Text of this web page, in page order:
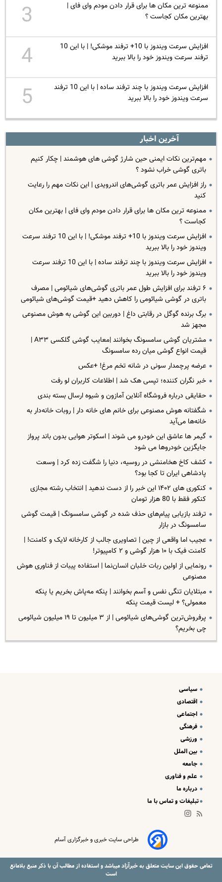
ممنوعه ترین مکان ها برای قرار دادن مودم وای‌ فای |
بهترین مکان کجاست ؟
3
افزایش سرعت ویندوز با 10+ ترفند موشکی! | با این 10
ترفند سرعت ویندوز خود را بالا ببرید
4
افزایش سرعت ویندوز با چند ترفند ساده | با این 10 ترفند
سرعت ویندوز خود را بالا ببرید
5
آخرین اخبار
مهم‌ترین نکات ایمنی حین شارژ گوشی های هوشمند | چکار کنیم
باتری گوشی خراب نشود ؟
راز افزایش عمر باتری گوشی‌های اندرویدی | این نکات مهم را رعایت
کنید
ممنوعه ترین مکان ها برای قرار دادن مودم وای‌ فای | بهترین مکان
کجاست ؟
افزایش سرعت ویندوز با 10+ ترفند موشکی! | با این 10 ترفند سرعت
ویندوز خود را بالا ببرید
افزایش سرعت ویندوز با چند ترفند ساده | با این 10 ترفند سرعت
ویندوز خود را بالا ببرید
۶ ترفند برای افزایش طول عمر باتری گوشی‌های شیائومی | مصرف
باتری در گوشی شیائومی را کاهش دهید +قیمت گوشی‌های شیائومی
برگ برنده‌ گوگل در رقابتی داغ | دوربین این گوشی به هوش مصنوعی
مجهز شد
مشتریان گوشی سامسونگ بخوانند |معایب گوشی گلکسی A۳۳ |
قیمت انواع گوشی میان رده سامسونگ
عرضه پرچمدار سونی در شانه‌ تخم مرغ! +عکس
خبر نگران کننده؛ تپسی هک شد | اطلاعات کاربران لو رفت
حقایقی درباره فروشگاه آنلاین آمازون و شیوه ارسال بسته بندی
شگفتانه هوش مصنوعی برای خانم های خانه دار | روبات خانه‌دار به
خانه‌ها می‌آید
گیمر ها عاشق این خودرو می شوند | اسکوتر هوایی بدون باند پرواز
جایگزین خودروها می شود
کشف کاخ هخامنشی در روسیه، دنیا را شگفت زده کرد | وسعت
پادشاهی ایران تا کجا بود؟
کنکوری های ۱۴۰۲ این خبر را از دست ندهید | انتخاب رشته مجازی
کنکور فقط با 80 هزار تومان
ترفند بازیابی پیام‌های حذف شده در گوشی سامسونگ | قیمت گوشی
سامسونگ در بازار
عجیب اما واقعی از چین | تصاویری جالب از کارخانه لایک و کامنت! |
کامنت فیک با ۱۰ هزار گوشی و ۲ کامپیوتر!
رونمایی از اولین ربات خلبان انسان‌نما | استفاده پیبات از فناوری هوش
مصنوعی
مبتلایان تنگی نفس و آسم بخوانند | پنکه‌ مه‌پاش بخریم یا پنکه
معمولی؟ + لیست قیمت پنکه
پرفروش‌ترین گوشی‌های شیائومی | از ۳ میلیون تا ۱۹ میلیون شیائومی
چی بخریم؟
سیاسی
اقتصادی
اجتماعی
فرهنگی
ورزشی
بین الملل
جامعه
علم و فناوری
درباره ما
تبلیغات و تماس با ما
طراحی سایت خبری و خبرگزاری آسام
تمامی حقوق این سایت متعلق بهخبرآزادمیباشد و استفاده از مطالب آن با ذکر منبع بلامانع
است